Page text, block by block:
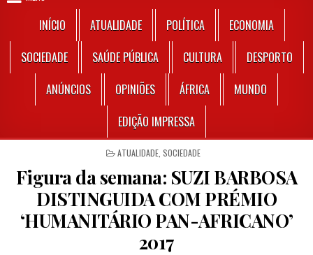
INÍCIO ATUALIDADE POLÍTICA
ECONOMIA
SOCIEDADE
SAÚDE PÚBLICA CULTURA
DESPORTO
ANÚNCIOS
OPINIÕES ÁFRICA
MUNDO
EDIÇÃO IMPRESSA
POSTED IN
ATUALIDADE, SOCIEDADE
Figura da semana: SUZI BARBOSA
DISTINGUIDA COM PRÉMIO
‘HUMANITÁRIO PAN-AFRICANO’
2017